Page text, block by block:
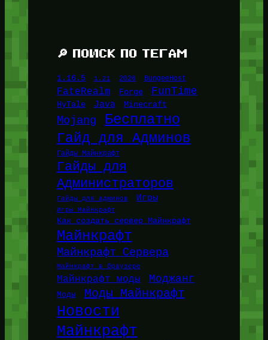
🔎 ПОИСК ПО ТЕГАМ
1.16.5 1.21 2026 BungeeHost
FateRealm Forge FunTime
HyTale Java Minecraft
Mojang Бесплатно
Гайд для Админов
Гайды Майнкрафт
Гайды для
Администраторов
Гайды для админов Игры
Игры Майнкрафт
Как создать сервер Майнкрафт
Майнкрафт
Майнкрафт Сервера
Майнкрафт в браузере
Майнкрафт моды Моджанг
Моды Моды Майнкрафт
Новости
Майнкрафт